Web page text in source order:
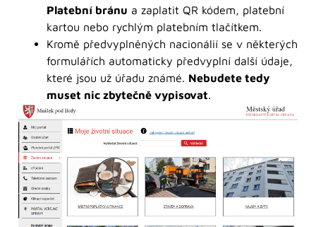
Platební bránu a zaplatit QR kódem, platební
kartou nebo rychlým platebním tlačítkem.
Kromě předvyplněných nacionálií se v některých
formulářích automaticky předvyplní další údaje,
které jsou už úřadu známé. Nebudete tedy
muset nic zbytečně vypisovat.